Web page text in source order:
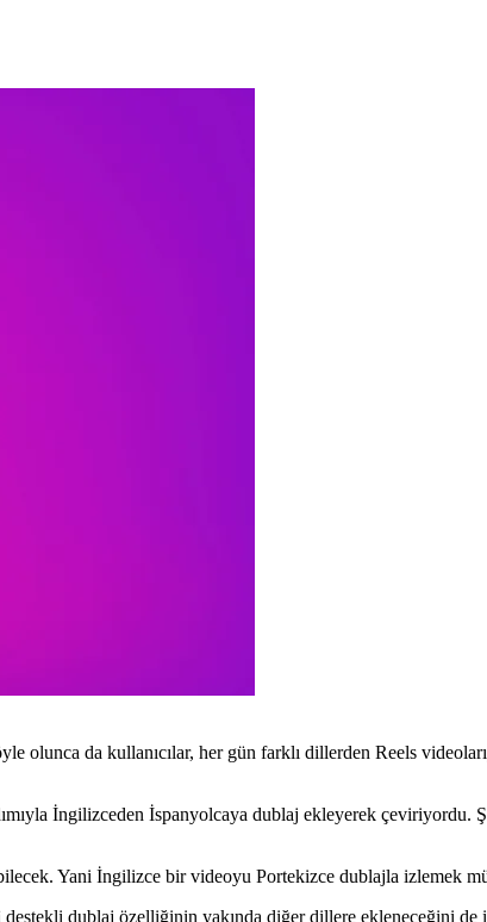
olunca da kullanıcılar, her gün farklı dillerden Reels
İngilizceden İspanyolcaya dublaj ekleyerek çeviriyordu.
Yani İngilizce bir videoyu Portekizce dublajla izlemek
dublaj özelliğinin yakında diğer dillere ekleneceğini de